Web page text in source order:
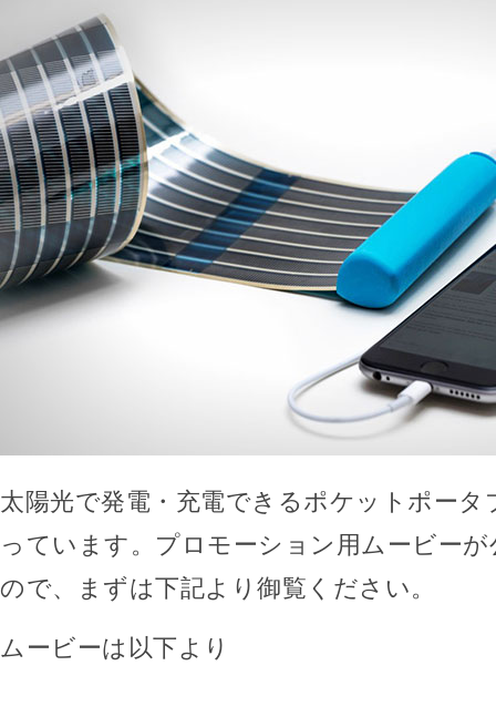
太陽光で発電・充電できるポケットポータ
っています。プロモーション用ムービー
ので、まずは下記より御覧ください。
ムービーは以下より